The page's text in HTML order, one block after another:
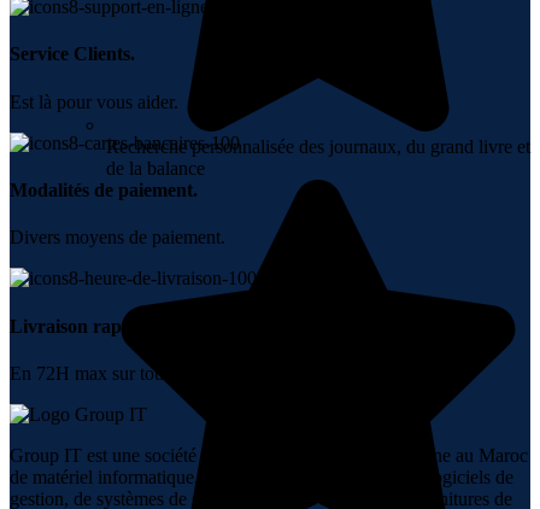
Recherche personnalisée des journaux, du grand livre et
de la balance
Service Clients.
Est là pour vous aider.
Modalités de paiement.
Divers moyens de paiement.
Livraison rapide.
En 72H max sur tout le Maroc.
Group IT est une société spécialisée dans la vente en ligne au Maroc
de matériel informatique, de réseaux, de téléphonie, de logiciels de
gestion, de systèmes de sécurité, d’audiovisuel et de fournitures de